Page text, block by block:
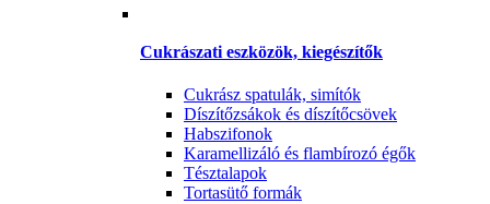
Cukrászati eszközök, kiegészítők
Cukrász spatulák, simítók
Díszítőzsákok és díszítőcsövek
Habszifonok
Karamellizáló és flambírozó égők
Tésztalapok
Tortasütő formák